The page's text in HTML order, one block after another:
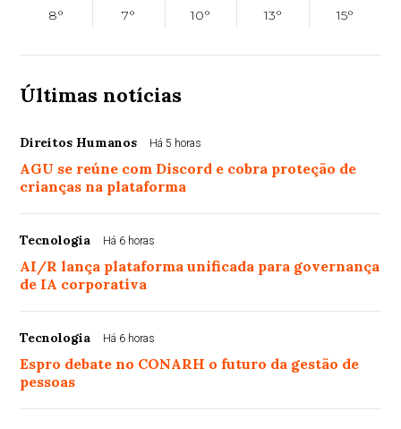
8°
7°
10°
13°
15°
Últimas notícias
Direitos Humanos Há 5 horas
AGU se reúne com Discord e cobra proteção de
crianças na plataforma
Tecnologia Há 6 horas
AI/R lança plataforma unificada para governança
de IA corporativa
Tecnologia Há 6 horas
Espro debate no CONARH o futuro da gestão de
pessoas